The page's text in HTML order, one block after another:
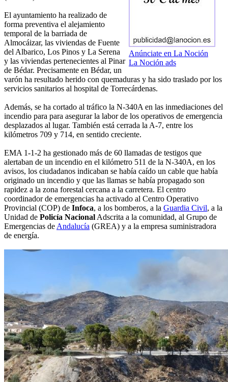
Anúnciate en La Noción
La Noción ads
El ayuntamiento ha realizado de
forma preventiva el alejamiento
temporal de la barriada de
Almocáizar, las viviendas de Fuente
del Albarico, Los Pinos y La Serena
y las viviendas pertenecientes al Pinar
de Bédar. Precisamente en Bédar, un
varón ha resultado herido con quemaduras y ha sido traslado por los
servicios sanitarios al hospital de Torrecárdenas.
Además, se ha cortado al tráfico la N-340A en las inmediaciones del
incendio para para asegurar la labor de los operativos de emergencia
desplazados al lugar. También está cerrada la A-7, entre los
kilómetros 709 y 714, en sentido creciente.
EMA 1-1-2 ha gestionado más de 60 llamadas de testigos que
alertaban de un incendio en el kilómetro 511 de la N-340A, en los
avisos, los ciudadanos indicaban se había caído un cable que había
originado un incendio y que las llamas se había propagado son
rapidez a la zona forestal cercana a la carretera. El centro
coordinador de emergencias ha activado al Centro Operativo
Provincial (COP) de Infoca, a los bomberos, a la Guardia Civil, a la
Unidad de Policía Nacional Adscrita a la comunidad, al Grupo de
Emergencias de Andalucía (GREA) y a la empresa suministradora
de energía.